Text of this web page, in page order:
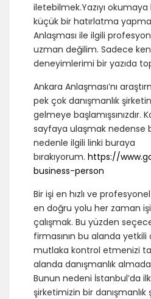
iletebilmek.Yazıyı
küçük bir hatırlatma
Anlaşması ile ilgili
uzman değilim. Sadece
deneyimlerimi bir yazıda
Ankara Anlaşması’nı
pek çok danışmanlık
gelmeye başlamışsınızdır.
sayfaya ulaşmak nedense
nedenle ilgili linki buraya
bırakıyorum. https://
business-person
Bir işi en hızlı ve
en doğru yolu her zaman
çalışmak. Bu yüzden
firmasının bu alanda yetkili
mutlaka kontrol etmenizi
alanda danışmanlık
Bunun nedeni İstanbul’da
şirketimizin bir danışmanlık